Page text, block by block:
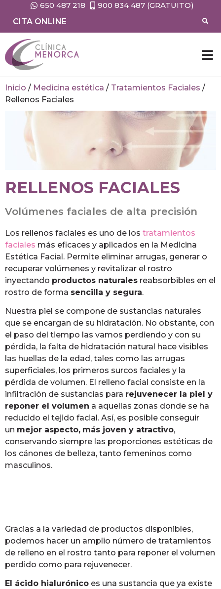
650 487 218
900 834 487 (GRATUITO)
CITA ONLINE
Inicio / Medicina estética / Tratamientos Faciales /
Rellenos Faciales
RELLENOS FACIALES
Volúmenes faciales de alta precisión
Los rellenos faciales es uno de los tratamientos
faciales más eficaces y aplicados en la Medicina
Estética Facial. Permite eliminar arrugas, generar o
recuperar volúmenes y revitalizar el rostro
inyectando productos naturales reabsorbibles en el
rostro de forma sencilla y segura.
Nuestra piel se compone de sustancias naturales
que se encargan de su hidratación. No obstante, con
el paso del tiempo las vamos perdiendo y con su
pérdida, la falta de hidratación natural hace visibles
las huellas de la edad, tales como las arrugas
superficiales, los primeros surcos faciales y la
pérdida de volumen. El relleno facial consiste en la
infiltración de sustancias para rejuvenecer la piel y
reponer el volumen a aquellas zonas donde se ha
reducido el tejido facial. Así, es posible conseguir
un mejor aspecto, más joven y atractivo,
conservando siempre las proporciones estéticas de
los cánones de belleza, tanto femeninos como
masculinos.
Gracias a la variedad de productos disponibles,
podemos hacer un amplio número de tratamientos
de relleno en el rostro tanto para reponer el volumen
perdido como para rejuvenecer.
El ácido hialurónico es una sustancia que ya existe